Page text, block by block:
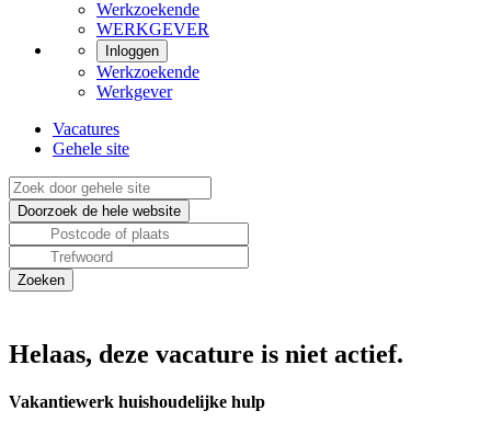
Werkzoekende
WERKGEVER
Inloggen
Werkzoekende
Werkgever
Vacatures
Gehele site
Helaas, deze vacature is niet actief.
Vakantiewerk huishoudelijke hulp